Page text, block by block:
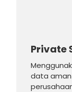
Private
data